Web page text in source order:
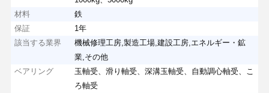
材料
鉄
保証
1年
該当する業界
機械修理工房,製造工場,建設工房,エネルギー・鉱
業,その他
ベアリング
玉軸受、滑り軸受、深溝玉軸受、自動調心軸受、こ
ろ軸受